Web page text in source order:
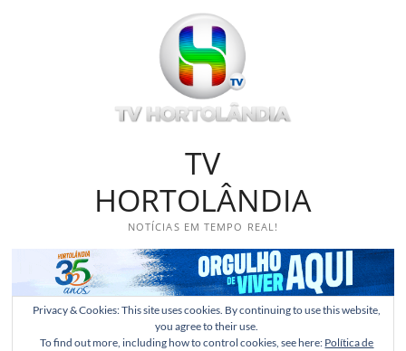
TV
HORTOLÂNDIA
NOTÍCIAS EM TEMPO REAL!
Privacy & Cookies: This site uses cookies. By continuing to use this website,
you agree to their use.
To find out more, including how to control cookies, see here: Política de